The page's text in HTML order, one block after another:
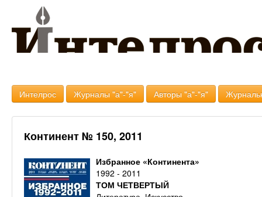
Интелрос Журналы "а"-"я" Авторы "а"-"я"
Континент № 150, 2011
Избранное «Континента»
1992 - 2011
ТОМ ЧЕТВЕРТЫЙ